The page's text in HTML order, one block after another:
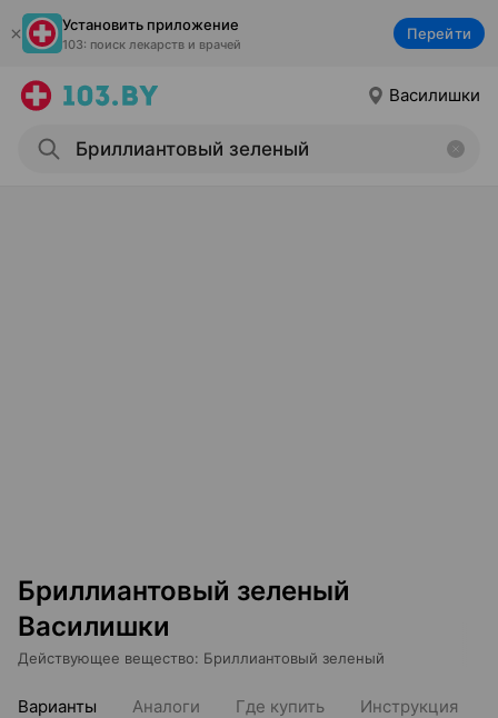
Установить приложение
103: поиск лекарств и врачей
Перейти
Василишки
Бриллиантовый зеленый
Василишки
Действующее вещество: Бриллиантовый зеленый
Варианты Аналоги Где купить Инструкция